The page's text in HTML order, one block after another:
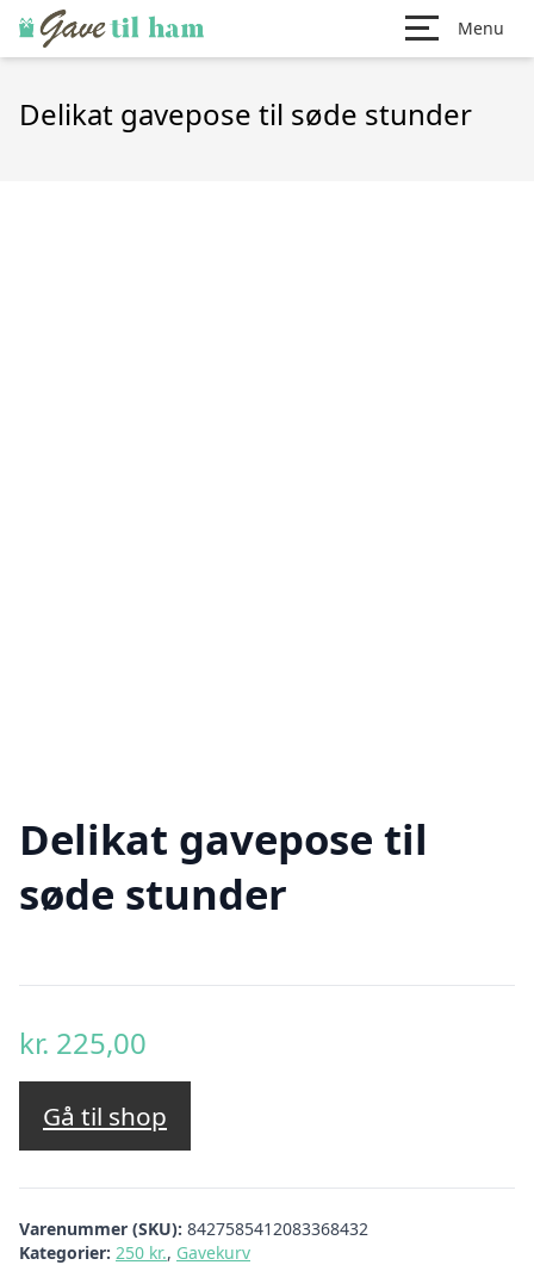
Menu
Delikat gavepose til søde stunder
Delikat gavepose til
søde stunder
kr. 225,00
Gå til shop
Varenummer (SKU): 8427585412083368432
Kategorier: 250 kr., Gavekurv